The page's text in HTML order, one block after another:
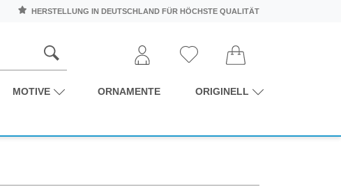
HERSTELLUNG IN DEUTSCHLAND FÜR HÖCHSTE QUALITÄT
MOTIVE ORNAMENTE ORIGINELL